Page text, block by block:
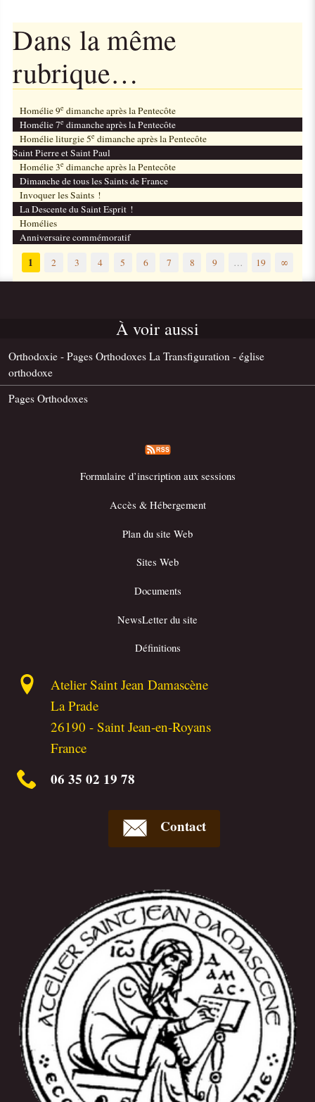
Dans la même
rubrique…
Homélie 9e dimanche après la Pentecôte
Homélie 7e dimanche après la Pentecôte
Homélie liturgie 5e dimanche après la Pentecôte
Saint Pierre et Saint Paul
Homélie 3e dimanche après la Pentecôte
Dimanche de tous les Saints de France
Invoquer les Saints !
La Descente du Saint Esprit !
Homélies
Anniversaire commémoratif
1 2 3 4 5 6 7 8 9 … 19 ∞
À voir aussi
Orthodoxie - Pages Orthodoxes La Transfiguration - église
orthodoxe
Pages Orthodoxes
Formulaire d’inscription aux sessions
Accès & Hébergement
Plan du site Web
Sites Web
Documents
NewsLetter du site
Définitions
Atelier Saint Jean Damascène
La Prade
26190 -Saint Jean-en-Royans
France
06 35 02 19 78
Contact